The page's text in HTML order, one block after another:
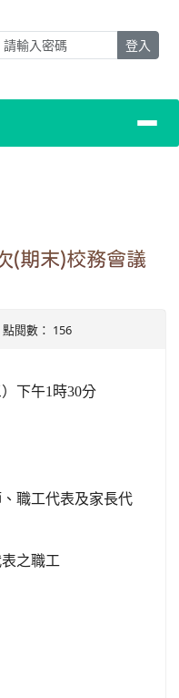
登入
(期末)校務會議
閱數： 156
下午1時30分
職工代表及家長代
之職工